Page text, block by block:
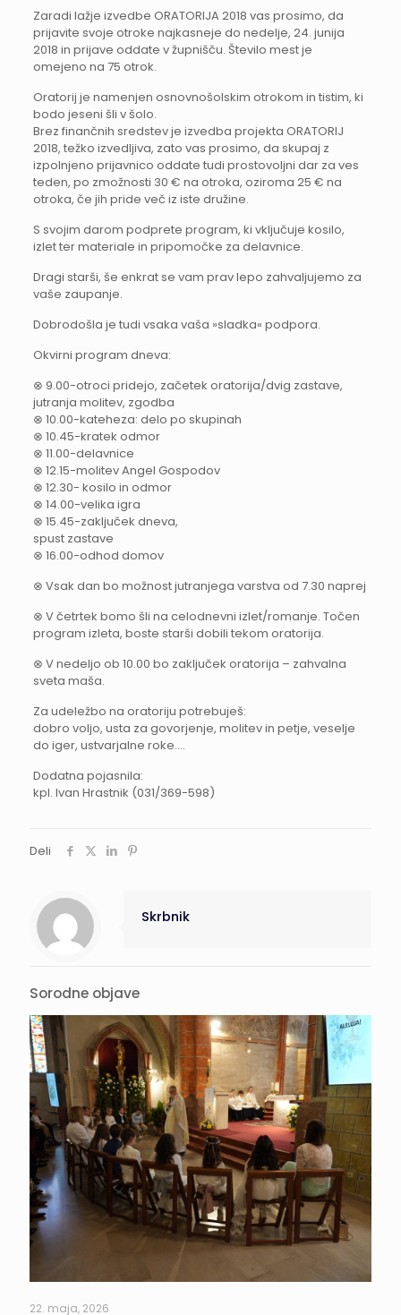
Zaradi lažje izvedbe ORATORIJA 2018 vas prosimo, da
prijavite svoje otroke najkasneje do nedelje, 24. junija
2018 in prijave oddate v župnišču. Število mest je
omejeno na 75 otrok.
Oratorij je namenjen osnovnošolskim otrokom in tistim, ki
bodo jeseni šli v šolo.
Brez finančnih sredstev je izvedba projekta ORATORIJ
2018, težko izvedljiva, zato vas prosimo, da skupaj z
izpolnjeno prijavnico oddate tudi prostovoljni dar za ves
teden, po zmožnosti 30 € na otroka, oziroma 25 € na
otroka, če jih pride več iz iste družine.
S svojim darom podprete program, ki vključuje kosilo,
izlet ter materiale in pripomočke za delavnice.
Dragi starši, še enkrat se vam prav lepo zahvaljujemo za
vaše zaupanje.
Dobrodošla je tudi vsaka vaša »sladka« podpora.
Okvirni program dneva:
⊗ 9.00-otroci pridejo, začetek oratorija/dvig zastave,
jutranja molitev, zgodba
⊗ 10.00-kateheza: delo po skupinah
⊗ 10.45-kratek odmor
⊗ 11.00-delavnice
⊗ 12.15-molitev Angel Gospodov
⊗ 12.30- kosilo in odmor
⊗ 14.00-velika igra
⊗ 15.45-zaključek dneva,
spust zastave
⊗ 16.00-odhod domov
⊗ Vsak dan bo možnost jutranjega varstva od 7.30 naprej
⊗ V četrtek bomo šli na celodnevni izlet/romanje. Točen
program izleta, boste starši dobili tekom oratorija.
⊗ V nedeljo ob 10.00 bo zaključek oratorija – zahvalna
sveta maša.
Za udeležbo na oratoriju potrebuješ:
dobro voljo, usta za govorjenje, molitev in petje, veselje
do iger, ustvarjalne roke….
Dodatna pojasnila:
kpl. Ivan Hrastnik (031/369-598)
Deli
Skrbnik
Sorodne objave
22. maja, 2026